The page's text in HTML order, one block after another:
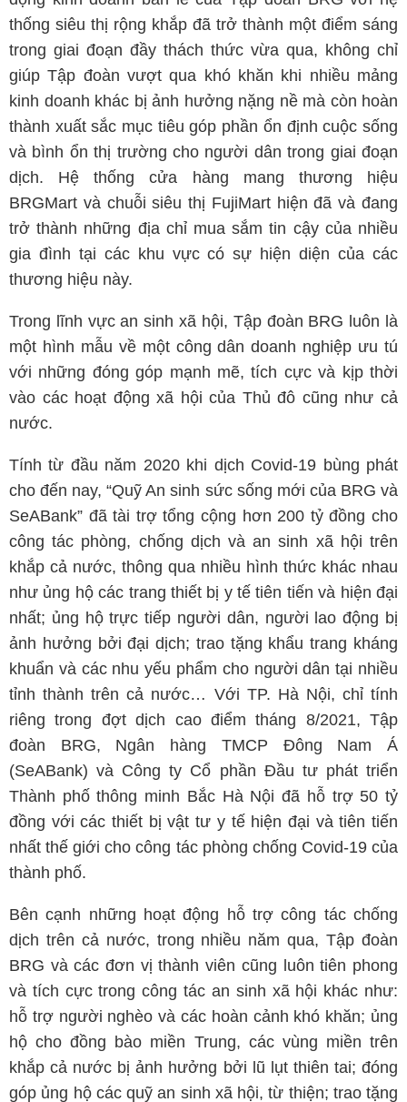
thống siêu thị rộng khắp đã trở thành một điểm sáng
trong giai đoạn đầy thách thức vừa qua, không chỉ
giúp Tập đoàn vượt qua khó khăn khi nhiều mảng
kinh doanh khác bị ảnh hưởng nặng nề mà còn hoàn
thành xuất sắc mục tiêu góp phần ổn định cuộc sống
và bình ổn thị trường cho người dân trong giai đoạn
dịch. Hệ thống cửa hàng mang thương hiệu
BRGMart và chuỗi siêu thị FujiMart hiện đã và đang
trở thành những địa chỉ mua sắm tin cậy của nhiều
gia đình tại các khu vực có sự hiện diện của các
thương hiệu này.
Trong lĩnh vực an sinh xã hội, Tập đoàn BRG luôn là
một hình mẫu về một công dân doanh nghiệp ưu tú
với những đóng góp mạnh mẽ, tích cực và kịp thời
vào các hoạt động xã hội của Thủ đô cũng như cả
nước.
Tính từ đầu năm 2020 khi dịch Covid-19 bùng phát
cho đến nay, “Quỹ An sinh sức sống mới của BRG và
SeABank” đã tài trợ tổng cộng hơn 200 tỷ đồng cho
công tác phòng, chống dịch và an sinh xã hội trên
khắp cả nước, thông qua nhiều hình thức khác nhau
như ủng hộ các trang thiết bị y tế tiên tiến và hiện đại
nhất; ủng hộ trực tiếp người dân, người lao động bị
ảnh hưởng bởi đại dịch; trao tặng khẩu trang kháng
khuẩn và các nhu yếu phẩm cho người dân tại nhiều
tỉnh thành trên cả nước… Với TP. Hà Nội, chỉ tính
riêng trong đợt dịch cao điểm tháng 8/2021, Tập
đoàn BRG, Ngân hàng TMCP Đông Nam Á
(SeABank) và Công ty Cổ phần Đầu tư phát triển
Thành phố thông minh Bắc Hà Nội đã hỗ trợ 50 tỷ
đồng với các thiết bị vật tư y tế hiện đại và tiên tiến
nhất thế giới cho công tác phòng chống Covid-19 của
thành phố.
Bên cạnh những hoạt động hỗ trợ công tác chống
dịch trên cả nước, trong nhiều năm qua, Tập đoàn
BRG và các đơn vị thành viên cũng luôn tiên phong
và tích cực trong công tác an sinh xã hội khác như:
hỗ trợ người nghèo và các hoàn cảnh khó khăn; ủng
hộ cho đồng bào miền Trung, các vùng miền trên
khắp cả nước bị ảnh hưởng bởi lũ lụt thiên tai; đóng
góp ủng hộ các quỹ an sinh xã hội, từ thiện; trao tặng